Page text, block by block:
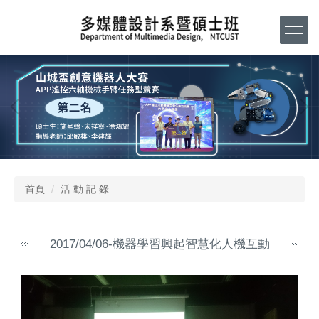
要
區
首頁 活 動 記 錄
2017/04/06-機器學習興起智慧化人機互動